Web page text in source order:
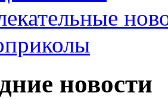
новости